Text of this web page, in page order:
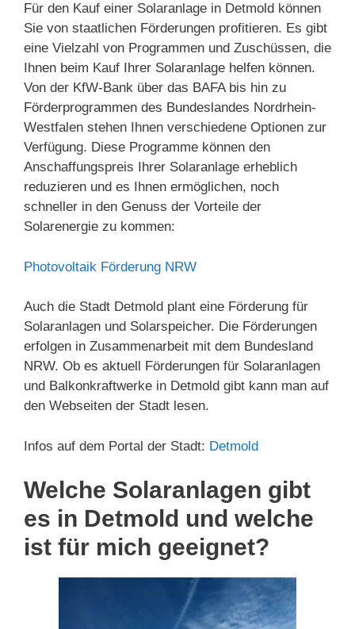
Für den Kauf einer Solaranlage in Detmold können
Sie von staatlichen Förderungen profitieren. Es gibt
eine Vielzahl von Programmen und Zuschüssen, die
Ihnen beim Kauf Ihrer Solaranlage helfen können.
Von der KfW-Bank über das BAFA bis hin zu
Förderprogrammen des Bundeslandes Nordrhein-
Westfalen stehen Ihnen verschiedene Optionen zur
Verfügung. Diese Programme können den
Anschaffungspreis Ihrer Solaranlage erheblich
reduzieren und es Ihnen ermöglichen, noch
schneller in den Genuss der Vorteile der
Solarenergie zu kommen:
Photovoltaik Förderung NRW
Auch die Stadt Detmold plant eine Förderung für
Solaranlagen und Solarspeicher. Die Förderungen
erfolgen in Zusammenarbeit mit dem Bundesland
NRW. Ob es aktuell Förderungen für Solaranlagen
und Balkonkraftwerke in Detmold gibt kann man auf
den Webseiten der Stadt lesen.
Infos auf dem Portal der Stadt: Detmold
Welche Solaranlagen gibt
es in Detmold und welche
ist für mich geeignet?